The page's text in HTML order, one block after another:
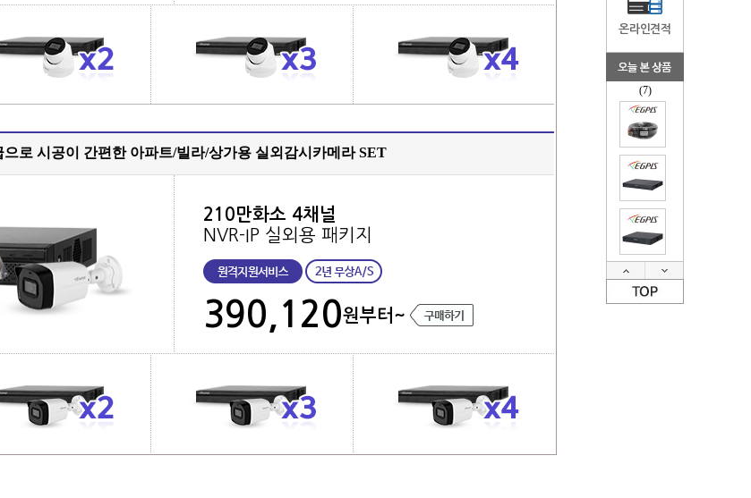
로 시공이 간편한 아파트/빌라/상가용 실외감시카메라 SET
210만화소 4채널
NVR-IP 실외용 패키지
390,120원부터~
온라인견적
(7)